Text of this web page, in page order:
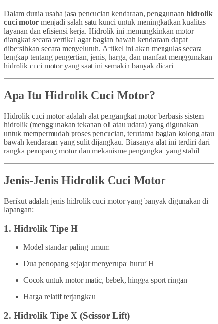
Dalam dunia usaha jasa pencucian kendaraan, penggunaan hidrolik
cuci motor menjadi salah satu kunci untuk meningkatkan kualitas
layanan dan efisiensi kerja. Hidrolik ini memungkinkan motor
diangkat secara vertikal agar bagian bawah kendaraan dapat
dibersihkan secara menyeluruh. Artikel ini akan mengulas secara
lengkap tentang pengertian, jenis, harga, dan manfaat menggunakan
hidrolik cuci motor yang saat ini semakin banyak dicari.
Apa Itu Hidrolik Cuci Motor?
Hidrolik cuci motor adalah alat pengangkat motor berbasis sistem
hidrolik (menggunakan tekanan oli atau udara) yang digunakan
untuk mempermudah proses pencucian, terutama bagian kolong atau
bawah kendaraan yang sulit dijangkau. Biasanya alat ini terdiri dari
rangka penopang motor dan mekanisme pengangkat yang stabil.
Jenis-Jenis Hidrolik Cuci Motor
Berikut adalah jenis hidrolik cuci motor yang banyak digunakan di
lapangan:
1. Hidrolik Tipe H
Model standar paling umum
Dua penopang sejajar menyerupai huruf H
Cocok untuk motor matic, bebek, hingga sport ringan
Harga relatif terjangkau
2. Hidrolik Tipe X (Scissor Lift)